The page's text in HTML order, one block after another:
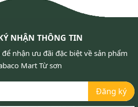
NHẬN THÔNG TIN
nhận ưu đãi đặc biệt về sản phẩm
Mart Từ sơn
Đăng ký